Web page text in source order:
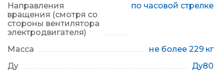
Направления
вращения (смотря со
стороны вентилятора
электродвигателя)
по часовой стрелке
Масса
не более 229 кг
Ду
Ду80